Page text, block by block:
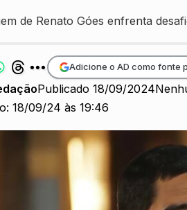
de Renato Góes enfrenta
18/09/24 às 19:46
Publicado 18/09/2024
Adicione o AD como fonte